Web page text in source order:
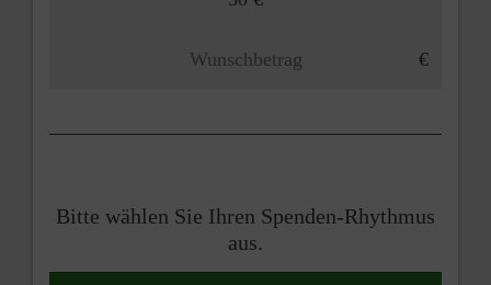
Bitte wählen Sie Ihren Spenden-Rhythmus
aus.